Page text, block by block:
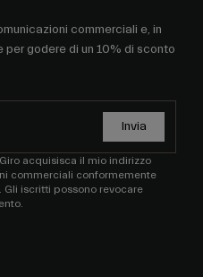
commerciali e, in
godere di un 10% di sconto
Invia
acquisisca il mio indirizzo
commerciali conformemente
. Gli iscritti possono revocare